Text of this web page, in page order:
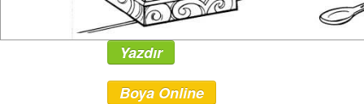
Yazdır
Boya Online